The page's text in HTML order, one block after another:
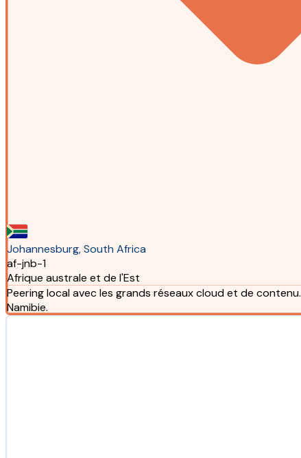
Johannesburg, South Africa
af-jnb-1
Afrique australe et de l'Est
Peering local avec les grands réseaux cloud et de contenu.
Namibie.